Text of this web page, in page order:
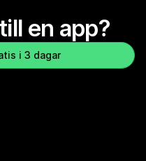
en app?
i 3 dagar